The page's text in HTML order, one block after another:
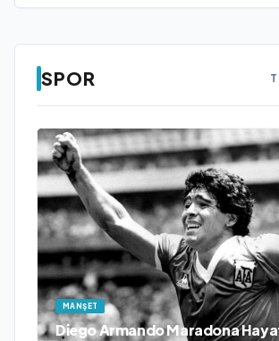
SPOR
MANŞET
Diego Armando Maradona